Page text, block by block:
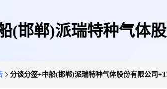
(邯郸)派瑞特种气体
分谈分签+中船(邯郸)派瑞特种气体股份有限公司